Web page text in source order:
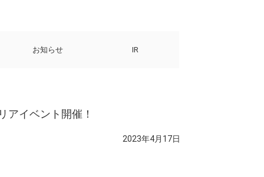
お知らせ IR
イベント開催！
2023年4月17日